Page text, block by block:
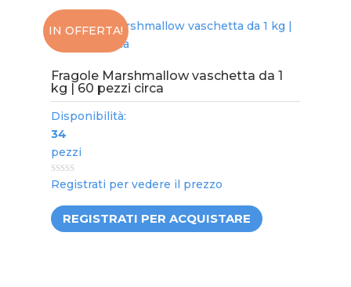
IN OFFERTA!
Fragole Marshmallow vaschetta da 1
kg | 60 pezzi circa
Disponibilità:
34
pezzi
0
out
Registrati per vedere il prezzo
REGISTRATI PER ACQUISTARE